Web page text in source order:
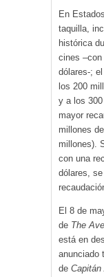
En
taquilla,
histórica
cines
dólares-;
los 200
y a los
mayor
millones
millones).
con una
dólares,
El 8 de
de The
está en
anunciado
de